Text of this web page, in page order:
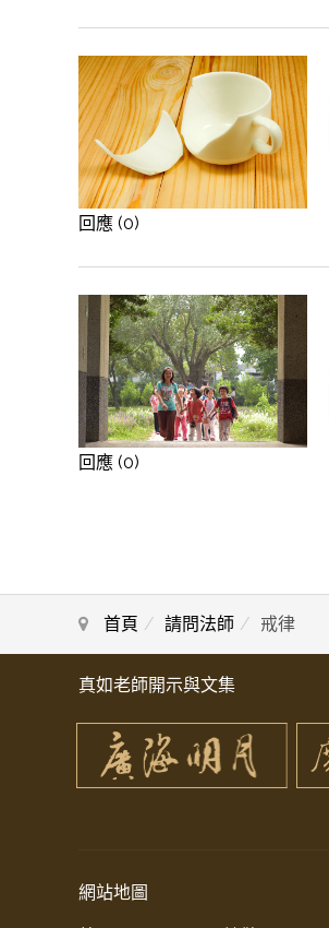
回應 (0)
回應 (0)
首頁 請問法師 戒律
真如老師開示與文集
網站地圖